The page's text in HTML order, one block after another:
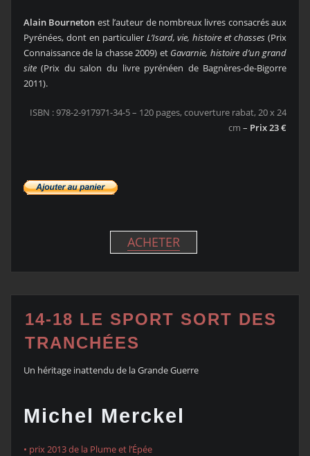
Alain Bourneton est l’auteur de nombreux livres consacrés aux
Pyrénées, dont en particulier L’Isard, vie, histoire et chasses (Prix
Connaissance de la chasse 2009) etGavarnie, histoire d’un grand
site(Prix du salon du livre pyrénéen de Bagnères-de-Bigorre
2011).
ISBN : 978-2-917971-34-5 – 120 pages, couverture rabat, 20 x 24
cm – Prix 23 €
ACHETER
14-18 LE SPORT SORT DES
TRANCHÉES
Un héritage inattendu de la Grande Guerre
Michel Merckel
• prix 2013 de la Plume et l’Épée